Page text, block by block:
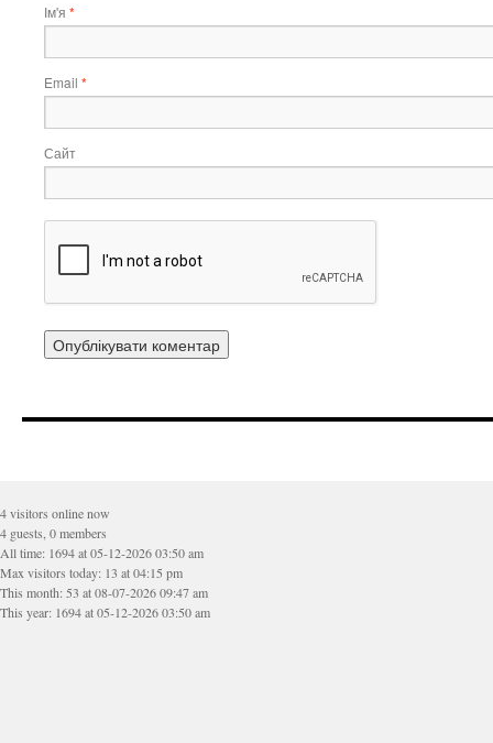
Ім'я *
Email *
Сайт
4 visitors online now
4 guests, 0 members
All time: 1694 at 05-12-2026 03:50 am
Max visitors today: 13 at 04:15 pm
This month: 53 at 08-07-2026 09:47 am
This year: 1694 at 05-12-2026 03:50 am